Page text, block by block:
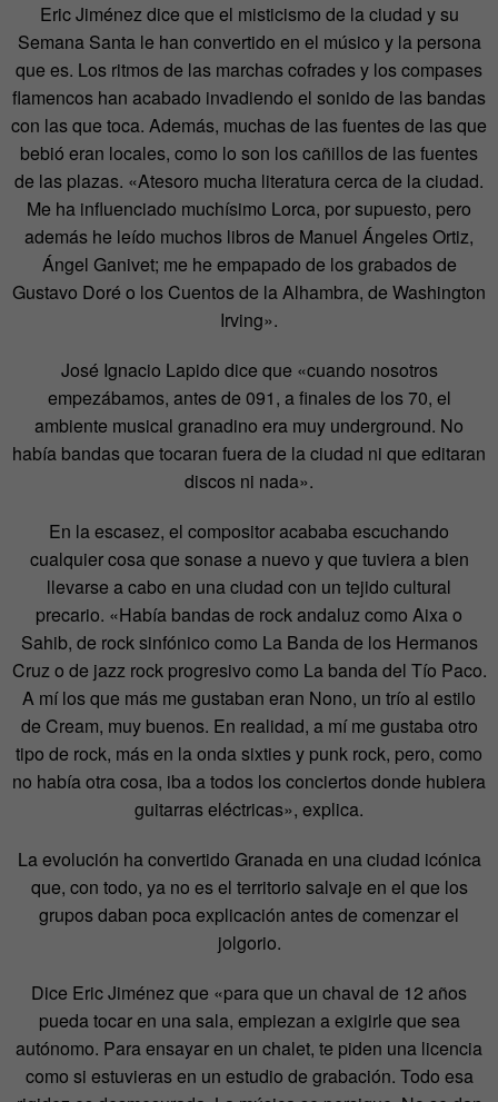
Eric Jiménez dice que el misticismo de la ciudad y su
Semana Santa le han convertido en el músico y la persona
que es. Los ritmos de las marchas cofrades y los compases
flamencos han acabado invadiendo el sonido de las bandas
con las que toca. Además, muchas de las fuentes de las que
bebió eran locales, como lo son los cañillos de las fuentes
de las plazas. «Atesoro mucha literatura cerca de la ciudad.
Me ha influenciado muchísimo Lorca, por supuesto, pero
además he leído muchos libros de Manuel Ángeles Ortiz,
Ángel Ganivet; me he empapado de los grabados de
Gustavo Doré o los Cuentos de la Alhambra, de Washington
Irving».
José Ignacio Lapido dice que «cuando nosotros
empezábamos, antes de 091, a finales de los 70, el
ambiente musical granadino era muy underground. No
había bandas que tocaran fuera de la ciudad ni que editaran
discos ni nada».
En la escasez, el compositor acababa escuchando
cualquier cosa que sonase a nuevo y que tuviera a bien
llevarse a cabo en una ciudad con un tejido cultural
precario. «Había bandas de rock andaluz como Aixa o
Sahib, de rock sinfónico como La Banda de los Hermanos
Cruz o de jazz rock progresivo como La banda del Tío Paco.
A mí los que más me gustaban eran Nono, un trío al estilo
de Cream, muy buenos. En realidad, a mí me gustaba otro
tipo de rock, más en la onda sixties y punk rock, pero, como
no había otra cosa, iba a todos los conciertos donde hubiera
guitarras eléctricas», explica.
La evolución ha convertido Granada en una ciudad icónica
que, con todo, ya no es el territorio salvaje en el que los
grupos daban poca explicación antes de comenzar el
jolgorio.
Dice Eric Jiménez que «para que un chaval de 12 años
pueda tocar en una sala, empiezan a exigirle que sea
autónomo. Para ensayar en un chalet, te piden una licencia
como si estuvieras en un estudio de grabación. Todo esa